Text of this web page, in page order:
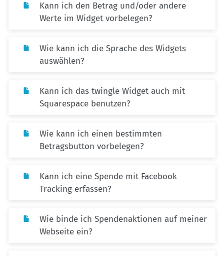
Kann ich den Betrag und/oder andere
Werte im Widget vorbelegen?
Wie kann ich die Sprache des Widgets
auswählen?
Kann ich das twingle Widget auch mit
Squarespace benutzen?
Wie kann ich einen bestimmten
Betragsbutton vorbelegen?
Kann ich eine Spende mit Facebook
Tracking erfassen?
Wie binde ich Spendenaktionen auf meiner
Webseite ein?